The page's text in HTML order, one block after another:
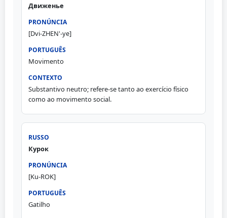
Движенье
[Dvi-ZHEN'-ye]
Movimento
Substantivo neutro; refere-se tanto ao exercício físico
como ao movimento social.
Курок
[Ku-ROK]
Gatilho